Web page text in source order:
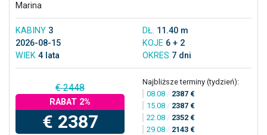
Marina
KABINY 3 DŁ. 11.40 m
2026-08-15
KOJE 6 + 2
WIEK 4 lata OKRES 7 dni
€ 2448
RABAT 2%
€ 2387
Najbliższe terminy (tydzień):
08.08 / 2387 €
15.08 / 2387 €
22.08 / 2352 €
29.08 / 2143 €